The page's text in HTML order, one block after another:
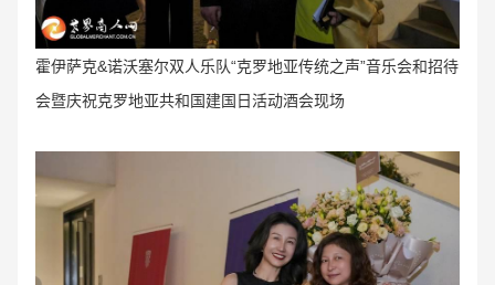
霍伊萨克&诺沃塞尔双人乐队“克罗地亚传统之声”音乐会和招待
会暨庆祝克罗地亚共和国建国日活动酒会现场